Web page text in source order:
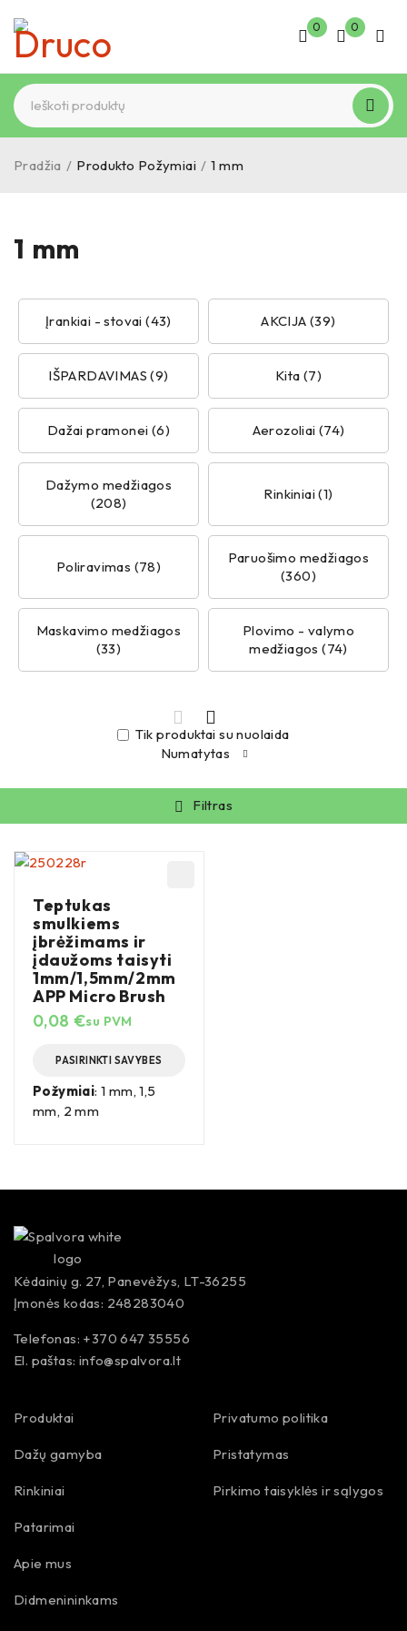
0 0
1 mm
Pradžia / Produkto Požymiai / 1 mm
Įrankiai - stovai (43) AKCIJA (39)
IŠPARDAVIMAS (9) Kita (7)
Dažai pramonei (6) Aerozoliai (74)
Dažymo medžiagos
(208)
Rinkiniai (1)
Poliravimas (78)
Paruošimo medžiagos
(360)
Maskavimo medžiagos
(33)
Plovimo - valymo
medžiagos (74)
Numatytas
Tik produktai su nuolaida
Filtras
Teptukas
smulkiems
įbrėžimams ir
įdaužoms taisyti
1mm/1,5mm/2mm
APP Micro Brush
0,08 €su PVM
PASIRINKTI SAVYBES
Požymiai: 1 mm, 1,5
mm, 2 mm
Kėdainių g. 27, Panevėžys, LT-36255
Įmonės kodas: 248283040
Telefonas: +370 647 35556
El. paštas: info@spalvora.lt
Produktai
Dažų gamyba
Rinkiniai
Patarimai
Apie mus
Didmenininkams
Privatumo politika
Pristatymas
Pirkimo taisyklės ir sąlygos